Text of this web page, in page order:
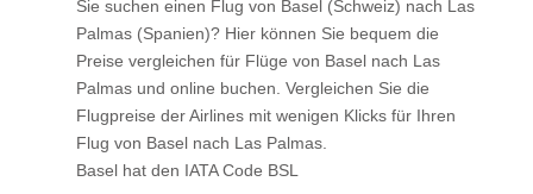
Sie suchen einen Flug von Basel (Schweiz) nach Las
Palmas (Spanien)? Hier können Sie bequem die
Preise vergleichen für Flüge von Basel nach Las
Palmas und online buchen. Vergleichen Sie die
Flugpreise der Airlines mit wenigen Klicks für Ihren
Flug von Basel nach Las Palmas.
Basel hat den IATA Code BSL